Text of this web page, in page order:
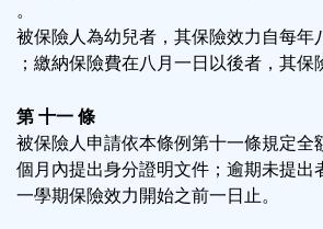
。
被保險人為幼兒者，其保險效力自每
；繳納保險費在八月一日以後者，其
第 十一 條
被保險人申請依本條例第十一條規定
個月內提出身分證明文件；逾期未提
一學期保險效力開始之前一日止。